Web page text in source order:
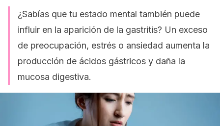
¿Sabías que tu estado mental también puede
influir en la aparición de la gastritis? Un exceso
de preocupación, estrés o ansiedad aumenta la
producción de ácidos gástricos y daña la
mucosa digestiva.